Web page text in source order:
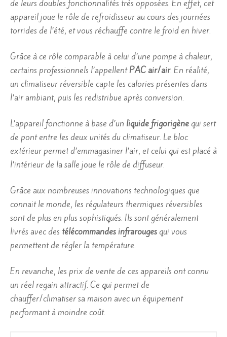
de leurs doubles fonctionnalités très opposées. En effet, cet
appareil joue le rôle de refroidisseur au cours des journées
torrides de l’été, et vous réchauffe contre le froid en hiver.
Grâce à ce rôle comparable à celui d’une pompe à chaleur,
certains professionnels l’appellentPAC air/air. En réalité,
un climatiseur réversible capte les calories présentes dans
l’air ambiant, puis les redistribue après conversion.
L’appareil fonctionne à base d’un liquide frigorigènequi sert
de pont entre les deux unités du climatiseur. Le bloc
extérieur permet d’emmagasiner l’air, et celui qui est placé à
l’intérieur de la salle joue le rôle de diffuseur.
Grâce aux nombreuses innovations technologiques que
connait le monde, les régulateurs thermiques réversibles
sont de plus en plus sophistiqués. Ils sont généralement
livrés avec des télécommandes infrarougesqui vous
permettent de régler la température.
En revanche, les prix de vente de ces appareils ont connu
un réel regain attractif. Ce qui permet de
chauffer/climatiser sa maison avec un équipement
performant à moindre coût.